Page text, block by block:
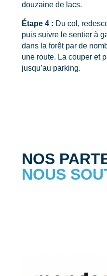
douzaine de lacs.
Étape 4 : Du col,
puis suivre le sentier à
dans la forêt par de
une route. La couper et
jusqu’au parking.
NOS
NOUS